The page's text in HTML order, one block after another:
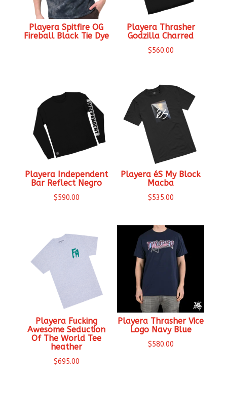
Playera Spitfire OG
Fireball Black Tie Dye
Playera Thrasher
Godzilla Charred
$560.00
Playera Independent
Bar Reflect Negro
$590.00
Playera éS My Block
Macba
$535.00
Playera Fucking
Awesome Seduction
Of The World Tee
heather
$695.00
Playera Thrasher Vice
Logo Navy Blue
$580.00